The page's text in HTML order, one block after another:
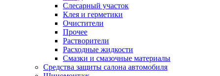
Слесарный участок
Клея и герметики
Очистители
Прочее
Растворители
Расходные жидкости
Смазки и смазочные материалы
Средства защиты салона автомобиля